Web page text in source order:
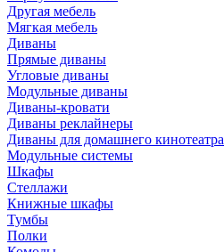
Другая мебель
Мягкая мебель
Диваны
Прямые диваны
Угловые диваны
Модульные диваны
Диваны-кровати
Диваны реклайнеры
Диваны для домашнего кинотеатра
Модульные системы
Шкафы
Стеллажи
Книжные шкафы
Тумбы
Полки